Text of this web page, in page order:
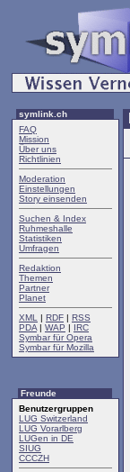
symlink.ch
FAQ
Mission
Über uns
Richtlinien
Moderation
Einstellungen
Story einsenden
Suchen & Index
Ruhmeshalle
Statistiken
Umfragen
Redaktion
Themen
Partner
Planet
XML
| RDF | RSS
PDA | WAP | IRC
Symbar für Opera
Symbar für Mozilla
Freunde
Benutzergruppen
LUG Switzerland
LUG Vorarlberg
LUGen in DE
SIUG
CCCZH